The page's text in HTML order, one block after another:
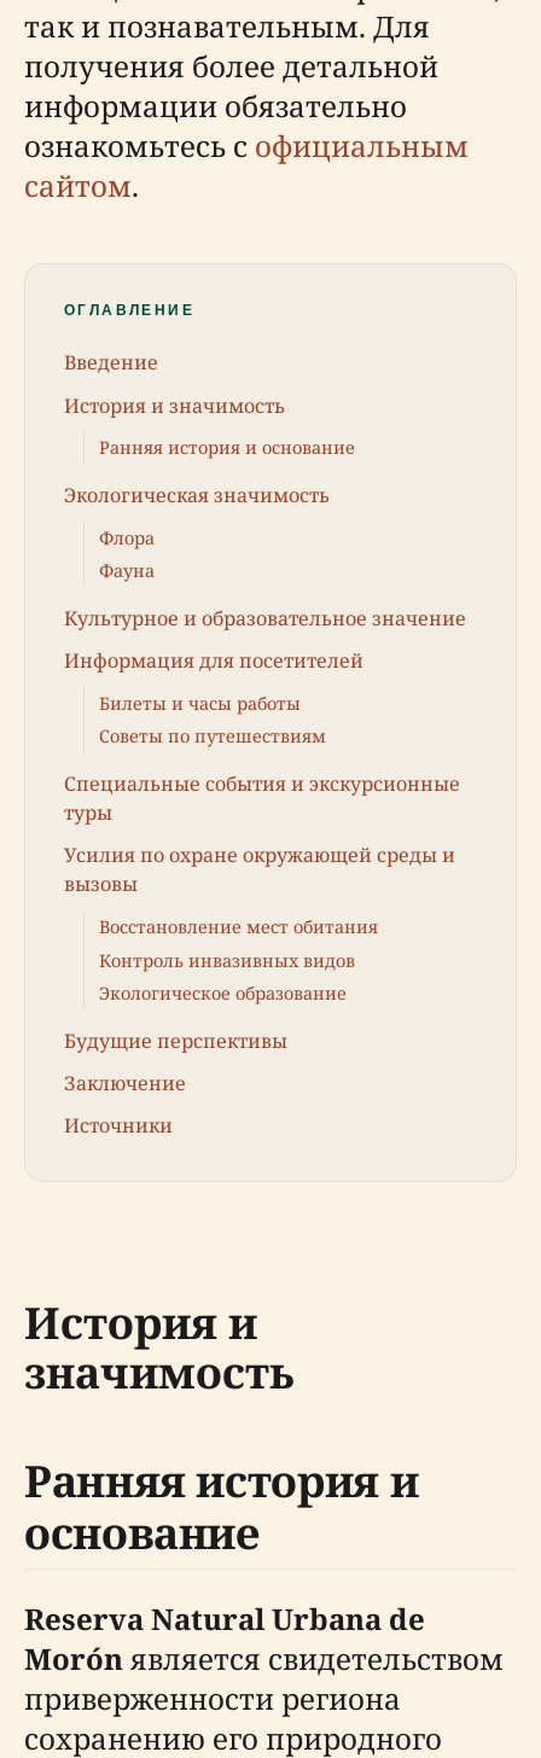
так и познавательным. Для
получения более детальной
информации обязательно
ознакомьтесь с официальным
сайтом.
ОГЛАВЛЕНИЕ
Введение
История и значимость
Ранняя история и основание
Экологическая значимость
Флора
Фауна
Культурное и образовательное значение
Информация для посетителей
Билеты и часы работы
Советы по путешествиям
Специальные события и экскурсионные
туры
Усилия по охране окружающей среды и
вызовы
Восстановление мест обитания
Контроль инвазивных видов
Экологическое образование
Будущие перспективы
Заключение
Источники
История и
значимость
Ранняя история и
основание
Reserva Natural Urbana de
Morónявляется свидетельством
приверженности региона
сохранению его природного